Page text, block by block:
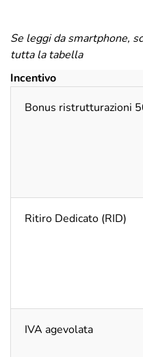
Se leggi da smartphone,
tutta la tabella
Incentivo
Bonus ristrutturazioni
Ritiro Dedicato (RID)
IVA agevolata